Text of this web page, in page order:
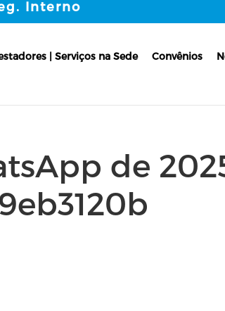
Interno
| Serviços na Sede Convênios
de